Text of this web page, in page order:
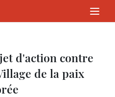
d'action contre
de la paix